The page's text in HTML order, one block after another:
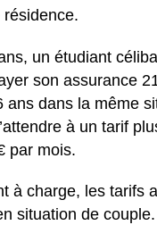
un étudiant
son assurance
ans dans la même
à un tarif
par mois.
à charge, les tarifs
situation de